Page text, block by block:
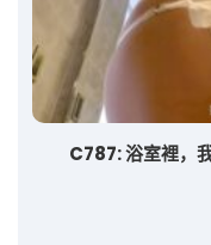
C787: 浴室裡，